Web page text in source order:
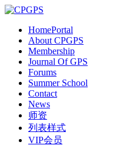
HomePortal
About CPGPS
Membership
Journal Of GPS
Forums
Summer School
Contact
News
师资
列表样式
VIP会员